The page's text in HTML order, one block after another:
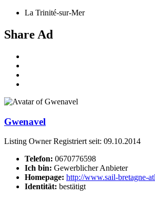
La Trinité-sur-Mer
Share Ad
Gwenavel
Listing Owner Registriert seit: 09.10.2014
Telefon: 0670776598
Ich bin: Gewerblicher Anbieter
Homepage: http://www.sail-bretagne-
Identität: bestätigt